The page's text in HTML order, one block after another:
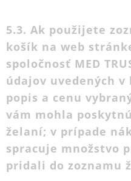
5.3. Ak použijete
košík na web stránke
spoločnosť MED
údajov uvedených v
popis a cenu
vám mohla
želaní; v prípade
spracuje množstvo
pridali do zoznamu